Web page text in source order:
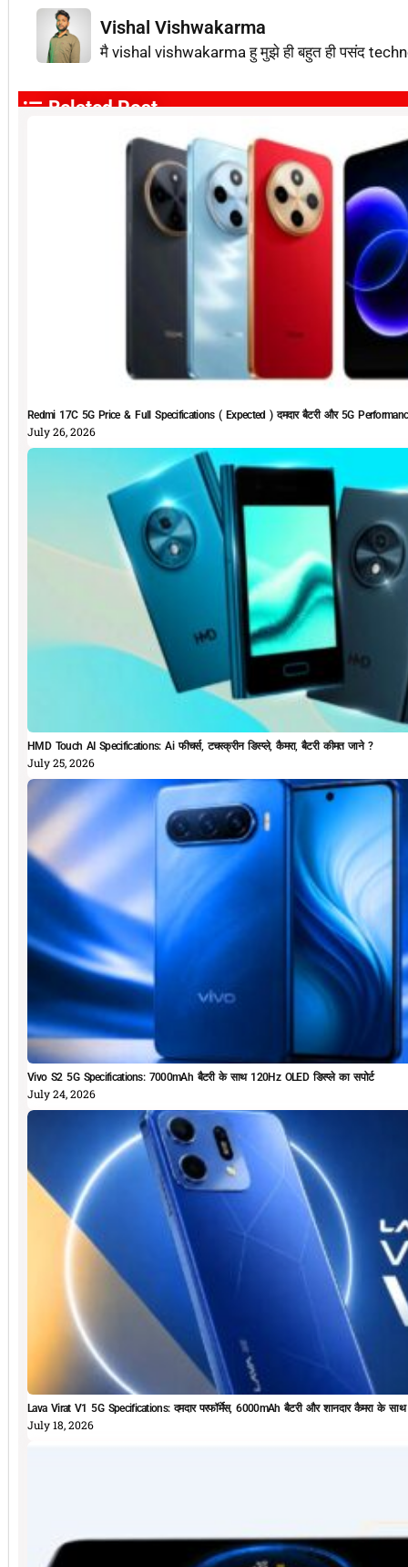
Vishal Vishwakarma
मै vishal vishwakarma हु मुझे ही बहुत ही पसंद
Related Post
Redmi 17C 5G Price & Full Specifications ( Expected ) दमदार बैटरी और 5G
July 26, 2026
HMD Touch AI Specifications: Ai फीचर्स, टचस्क्रीन डिस्प्ले, कैमरा, बैटरी कीमत जाने ?
July 25, 2026
Vivo S2 5G Specifications: 7000mAh बैटरी के साथ 120Hz OLED डिस्प्ले का सपोर्ट
July 24, 2026
Lava Virat V1 5G Specifications: दमदार परफॉर्मेस, 6000mAh बैटरी और शानदार कैमरा के
July 18, 2026